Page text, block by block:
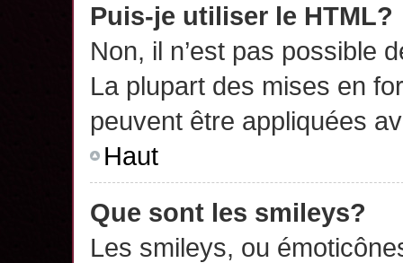
Puis-je utiliser le HTML?
Non, il n’est pas possible
La plupart des mises en
peuvent être appliquées
Haut
Que sont les smileys?
Les smileys, ou